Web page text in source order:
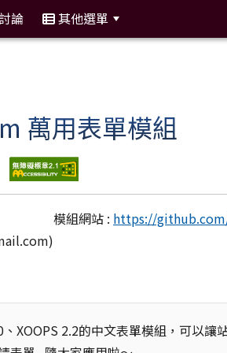
論 其他選單
萬用表單模組
)
模組網站 : https://
XOOPS 2.2的中文表單模組，可以